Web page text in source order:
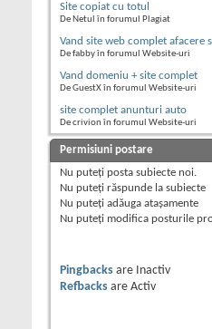
Site copiat cu totul
De Netul în forumul Plagiat
Vand site web complet afacere
De fabby în forumul Website-uri
Vand domeniu + site complet
De GuestX în forumul Website-uri
site complet anunturi auto
De crivion în forumul Website-uri
Permisiuni postare
Nu puteţi posta subiecte noi.
Nu puteţi răspunde la subiecte
Nu puteţi adăuga ataşamente
Nu puteţi modifica posturile
Pingbacks are
Inactiv
Refbacks are Activ